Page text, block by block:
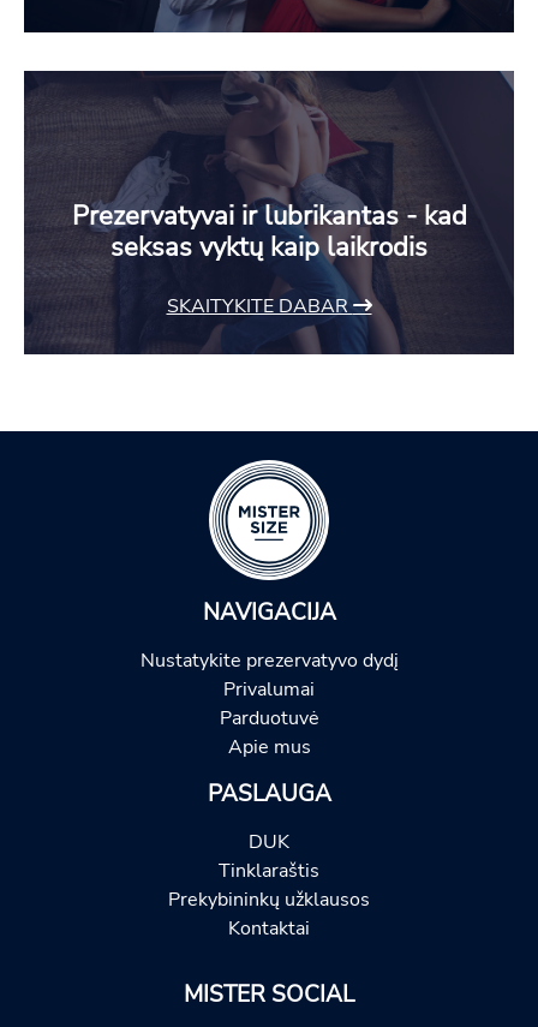
Prezervatyvai ir lubrikantas - kad
seksas vyktų kaip laikrodis
SKAITYKITE DABAR
NAVIGACIJA
Nustatykite prezervatyvo dydį
Privalumai
Parduotuvė
Apie mus
PASLAUGA
DUK
Tinklaraštis
Prekybininkų užklausos
Kontaktai
MISTER SOCIAL